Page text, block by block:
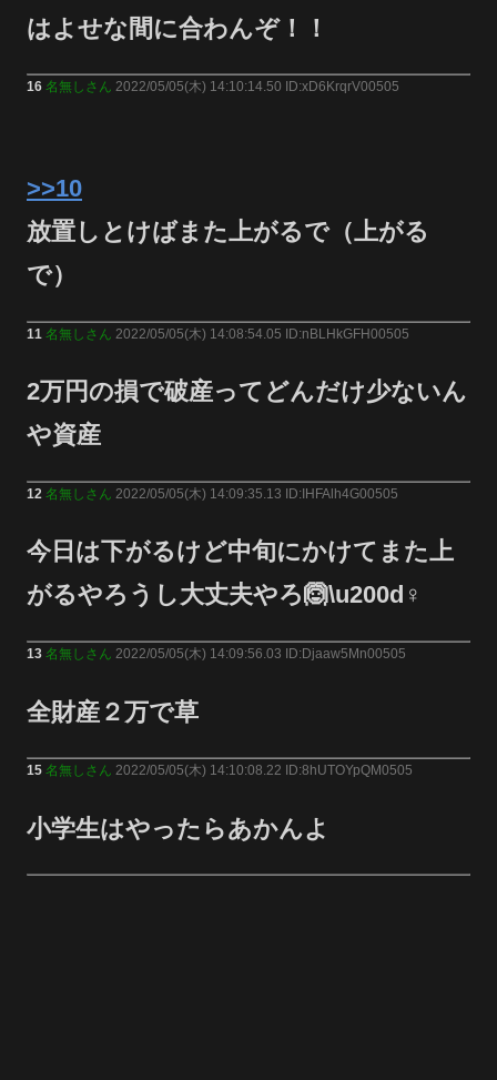
はよせな間に合わんぞ！！
16 名無しさん 2022/05/05(木) 14:10:14.50 ID:xD6KrqrV00505
>>10
放置しとけばまた上がるで（上がる
で）
11 名無しさん 2022/05/05(木) 14:08:54.05 ID:nBLHkGFH00505
2万円の損で破産ってどんだけ少ないん
や資産
12 名無しさん 2022/05/05(木) 14:09:35.13 ID:IHFAlh4G00505
今日は下がるけど中旬にかけてまた上
がるやろうし大丈夫やろ🙆\u200d♀
13 名無しさん 2022/05/05(木) 14:09:56.03 ID:Djaaw5Mn00505
全財産２万で草
15 名無しさん 2022/05/05(木) 14:10:08.22 ID:8hUTOYpQM0505
小学生はやったらあかんよ